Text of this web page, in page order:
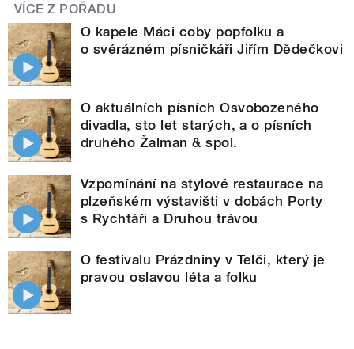
VÍCE Z POŘADU
O kapele Máci coby popfolku a
o svérázném písničkáři Jiřím Dědečkovi
O aktuálních písních Osvobozeného
divadla, sto let starých, a o písních
druhého Žalman & spol.
Vzpomínání na stylové restaurace na
plzeňském výstavišti v dobách Porty
s Rychtáři a Druhou trávou
O festivalu Prázdniny v Telči, který je
pravou oslavou léta a folku